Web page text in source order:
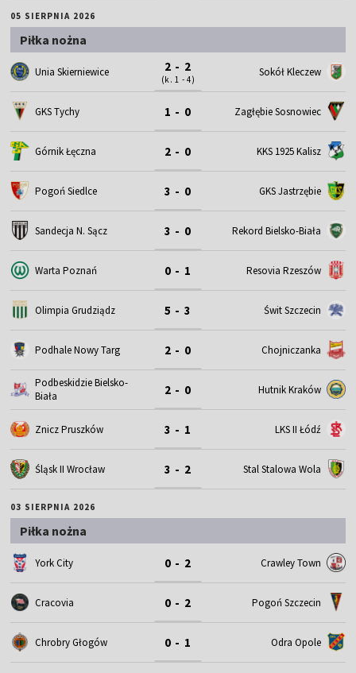
05 SIERPNIA 2026
Piłka nożna
Unia Skierniewice 2 - 2
(k. 1 - 4)
Sokół Kleczew
GKS Tychy 1 - 0 Zagłębie Sosnowiec
Górnik Łęczna 2 - 0 KKS 1925 Kalisz
Pogoń Siedlce 3 - 0 GKS Jastrzębie
Sandecja N. Sącz 3 - 0 Rekord Bielsko-Biała
Warta Poznań 0 - 1 Resovia Rzeszów
Olimpia Grudziądz 5 - 3 Świt Szczecin
Podhale Nowy Targ 2 - 0 Chojniczanka
Podbeskidzie Bielsko-
Biała
2 - 0 Hutnik Kraków
Znicz Pruszków 3 - 1 LKS II Łódź
Śląsk II Wrocław 3 - 2 Stal Stalowa Wola
03 SIERPNIA 2026
Piłka nożna
York City 0 - 2 Crawley Town
Cracovia 0 - 2 Pogoń Szczecin
Chrobry Głogów 0 - 1 Odra Opole